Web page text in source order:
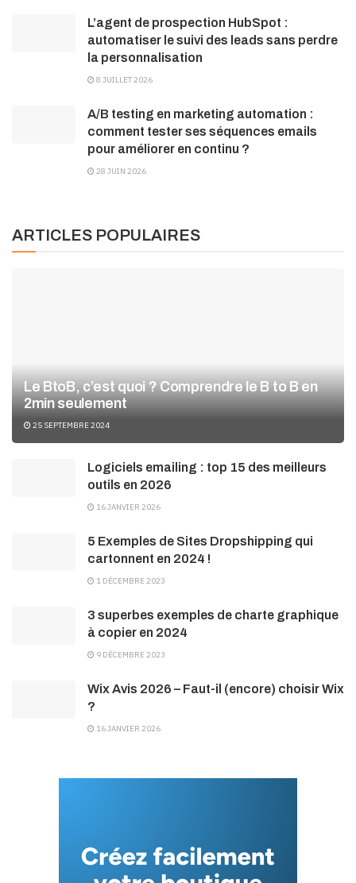
L’agent de prospection HubSpot :
automatiser le suivi des leads sans perdre
la personnalisation
8 JUILLET 2026
A/B testing en marketing automation :
comment tester ses séquences emails
pour améliorer en continu ?
28 JUIN 2026
ARTICLES POPULAIRES
Le BtoB, c’est quoi ? Comprendre le B to B en
2min seulement
25 SEPTEMBRE 2024
Logiciels emailing : top 15 des meilleurs
outils en 2026
16 JANVIER 2026
5 Exemples de Sites Dropshipping qui
cartonnent en 2024 !
1 DÉCEMBRE 2023
3 superbes exemples de charte graphique
à copier en 2024
9 DÉCEMBRE 2023
Wix Avis 2026 – Faut-il (encore) choisir Wix
?
16 JANVIER 2026